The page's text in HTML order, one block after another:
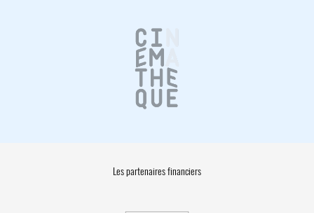
Les partenaires financiers